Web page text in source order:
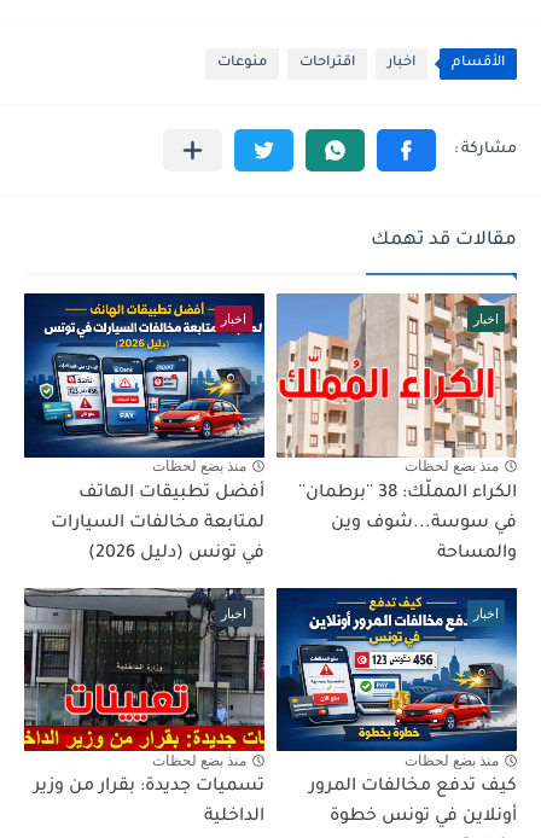
الأقسام اخبار اقتراحات منوعات
مقالات قد تهمك
اخبار
منذ بضع لحظات
الكراء المملّك: 38 ''برطمان''
في سوسة...شوف وين
والمساحة
اخبار
منذ بضع لحظات
أفضل تطبيقات الهاتف
لمتابعة مخالفات السيارات
في تونس (دليل 2026)
اخبار
منذ بضع لحظات
كيف تدفع مخالفات المرور
أونلاين في تونس خطوة
اخبار
منذ بضع لحظات
تسميات جديدة: بقرار من وزير
الداخلية